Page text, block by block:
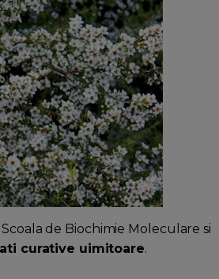
de Biochimie Moleculare si
curative uimitoare.